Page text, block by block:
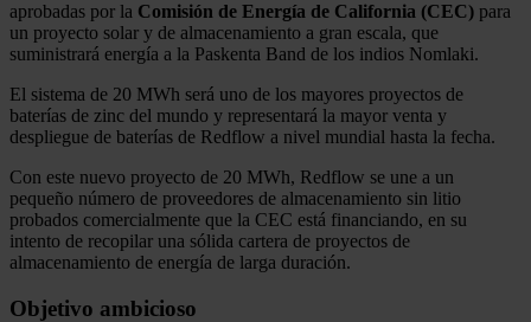
aprobadas por la Comisión de Energía de California (CEC) para
un proyecto solar y de almacenamiento a gran escala, que
suministrará energía a la Paskenta Band de los indios Nomlaki.
El sistema de 20 MWh será uno de los mayores proyectos de
baterías de zinc del mundo y representará la mayor venta y
despliegue de baterías de Redflow a nivel mundial hasta la fecha.
Con este nuevo proyecto de 20 MWh, Redflow se une a un
pequeño número de proveedores de almacenamiento sin litio
probados comercialmente que la CEC está financiando, en su
intento de recopilar una sólida cartera de proyectos de
almacenamiento de energía de larga duración.
Objetivo ambicioso